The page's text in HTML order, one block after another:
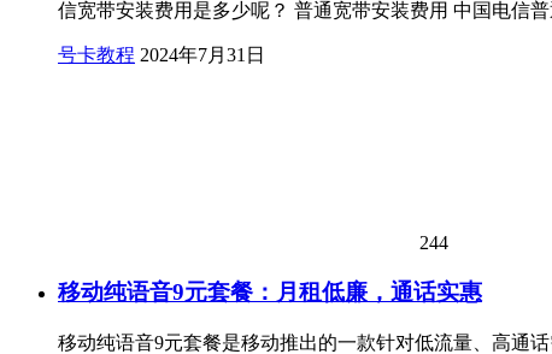
信宽带安装费用是多少呢？ 普通宽带安装费用 中国电信
号卡教程 2024年7月31日
244
移动纯语音9元套餐：月租低廉，通话实惠
移动纯语音9元套餐是移动推出的一款针对低流量、高通